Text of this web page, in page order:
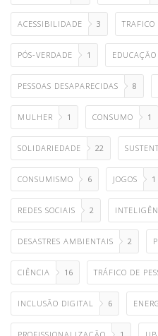
ACESSIBILIDADE 3
PÓS-VERDADE 1 EDUCAÇÃO
PESSOAS DESAPARECIDAS 8
MULHER 1 CONSUMO 1
SOLIDARIEDADE 22
CONSUMISMO 6 JOGOS 1
REDES SOCIAIS 2
DESASTRES AMBIENTAIS 2
CIÊNCIA 16 TRÁFICO DE
INCLUSÃO DIGITAL 6